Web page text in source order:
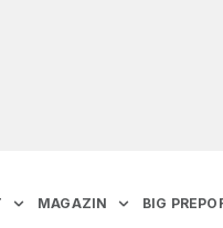
MAGAZIN BIG